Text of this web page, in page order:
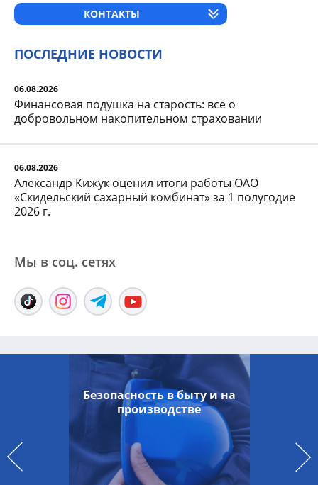
КОНТАКТЫ
ПОСЛЕДНИЕ НОВОСТИ
06.08.2026
Финансовая подушка на старость: все о
добровольном накопительном страховании
06.08.2026
Александр Кижук оценил итоги работы ОАО
«Скидельский сахарный комбинат» за 1 полугодие
2026 г.
Мы в соц. сетяx
Безопасность в быту и на
производстве